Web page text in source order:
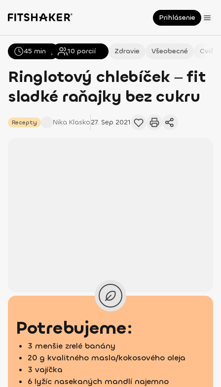
Prihlásenie
Všetky Recepty Zdravie Všeobecné
Ringlotový chlebíček ‒ fit
sladké raňajky bez cukru
Recepty Nika Klasko27. Sep 2021
45 min 10 porcií
Potrebujeme:
3 menšie zrelé banány
20 g kvalitného masla/kokosového oleja
3 vajíčka
6 lyžíc nasekaných mandlí najemno